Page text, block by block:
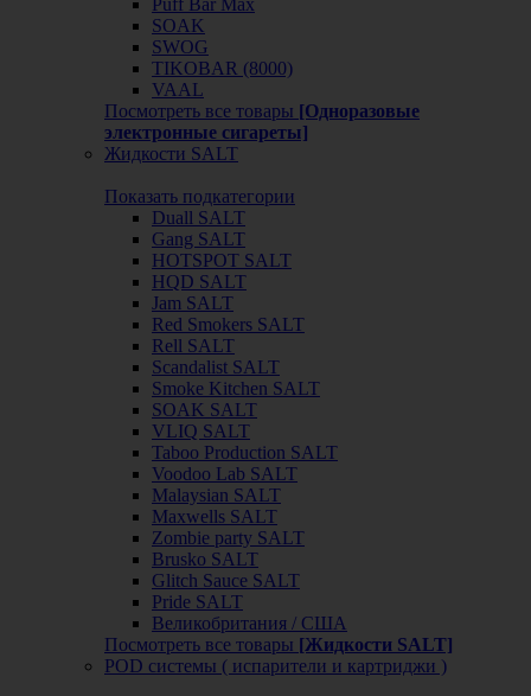
SOAK
SWOG
TIKOBAR (8000)
VAAL
Посмотреть все товары [Одноразовые
электронные сигареты]
Жидкости SALT
Показать подкатегории
Duall SALT
Gang SALT
HOTSPOT SALT
HQD SALT
Jam SALT
Red Smokers SALT
Rell SALT
Scandalist SALT
Smoke Kitchen SALT
SOAK SALT
VLIQ SALT
Taboo Production SALT
Voodoo Lab SALT
Malaysian SALT
Maxwells SALT
Zombie party SALT
Brusko SALT
Glitch Sauce SALT
Pride SALT
Великобритания / США
Посмотреть все товары [Жидкости SALT]
POD системы ( испарители и картриджи )